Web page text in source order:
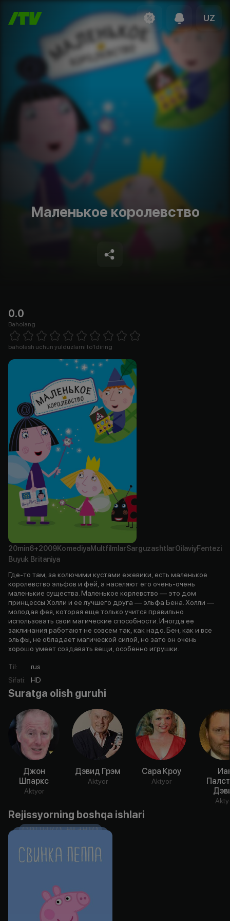
UZ
Маленькое королевство
0.0
Baholang
1 Star 2 Stars 3 Stars 4 Stars5 Stars 6 Stars7 Stars8 Stars
baholash uchun yulduzlarni to'ldiring
20min6+2009KomediyaMultfilmlarSarguzashtlarOilaviyFentezi
Buyuk Britaniya
Где-то там, за колючими кустами ежевики, есть маленькое
королевство эльфов и фей, а населяют его очень-очень
маленькие существа. Маленькое корлевство — это дом
принцессы Холли и ее лучшего друга — эльфа Бена. Холли —
молодая фея, которая еще только учится правильно
использовать свои магические способности. Иногда ее
заклинания работают не совсем так, как надо. Бен, как и все
эльфы, не обладает магической силой, но зато он очень
хорошо умеет создавать вещи, особенно игрушки.
Til:
rus
Sifati: HD
Suratga olish guruhi
Джон
Шпаркс
Aktyor
Дэвид Грэм
Aktyor
Сара Кроу
Aktyor
Rejissyorning boshqa ishlari